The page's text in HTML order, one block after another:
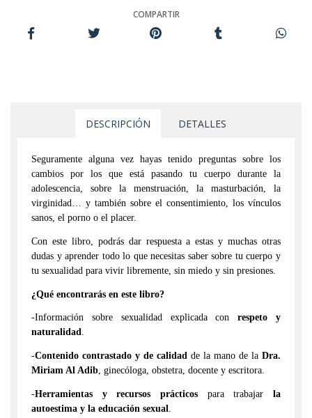
COMPARTIR
DESCRIPCIÓN DETALLES
Seguramente alguna vez hayas tenido preguntas sobre los
cambios por los que está pasando tu cuerpo durante la
adolescencia, sobre la menstruación, la masturbación, la
virginidad… y también sobre el consentimiento, los vínculos
sanos, el porno o el placer.
Con este libro, podrás dar respuesta a estas y muchas otras
dudas y aprender todo lo que necesitas saber sobre tu cuerpo y
tu sexualidad para vivir libremente, sin miedo y sin presiones.
¿Qué encontrarás en este libro?
-Información sobre sexualidad explicada conrespeto y
naturalidad.
-Contenido contrastado y de calidad de la mano de la Dra.
Miriam Al Adib, ginecóloga, obstetra, docente y escritora.
-Herramientas y recursos prácticos para trabajar la
autoestima y la educación sexual